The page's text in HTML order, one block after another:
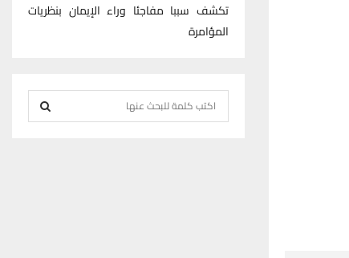
تكشف سببا مفاجئا وراء الإيمان بنظريات
المؤامرة
e